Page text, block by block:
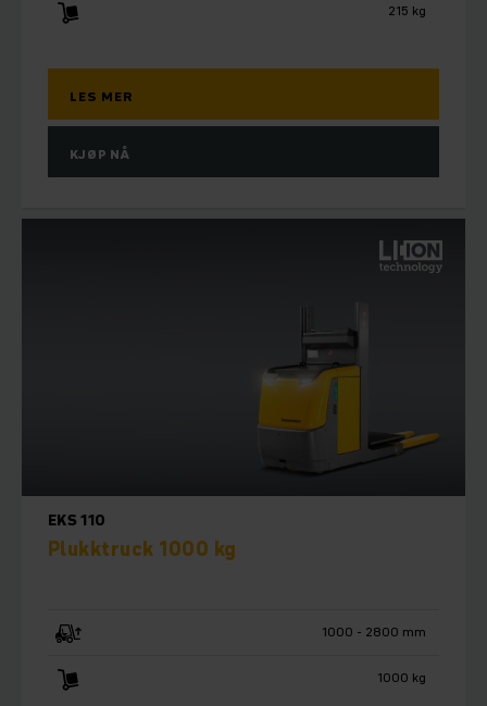
215 kg
LES MER
KJØP NÅ
EKS 110
Plukktruck 1000 kg
1000 - 2800 mm
1000 kg